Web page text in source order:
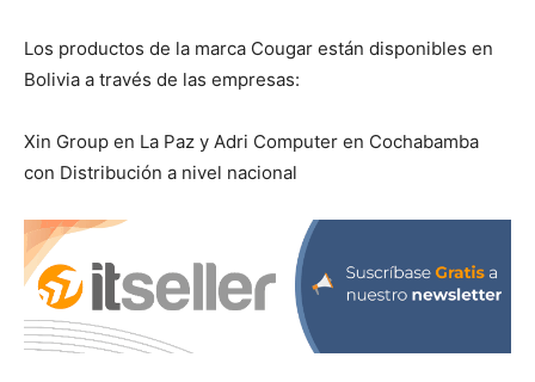
Los productos de la marca Cougar están disponibles en
Bolivia a través de las empresas:
Xin Group en La Paz y Adri Computer en Cochabamba
con Distribución a nivel nacional